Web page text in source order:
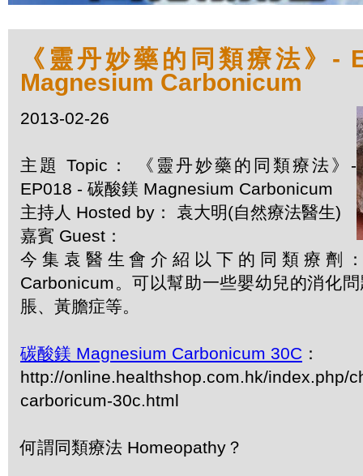
《靈丹妙藥的同類療法》-
Magnesium Carbonicum
2013-02-26
主題 Topic： 《靈丹妙藥的同類療法》-
EP018 - 碳酸鎂 Magnesium Carbonicum
主持人 Hosted by： 袁大明(自然療法醫生)
嘉賓 Guest：
今集袁醫生會介紹以下的同類療劑
Carbonicum。可以幫助一些嬰幼兒的消化
脹、黃膽症等。
碳酸鎂 Magnesium Carbonicum 30C ：
http://online.healthshop.com.hk/index.php/
carboricum-30c.html
何謂同類療法 Homeopathy？